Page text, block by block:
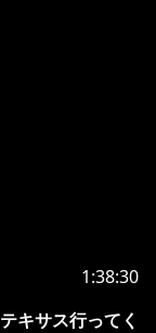
1:38:30
キサス行ってく